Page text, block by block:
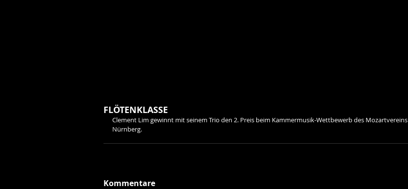
FLÖTENKLASSE
Clement Lim gewinnt mit seinem Trio den 2. Preis beim Kammermusik-Wettbewerb des Mozartvereins
Nürnberg.
Kommentare